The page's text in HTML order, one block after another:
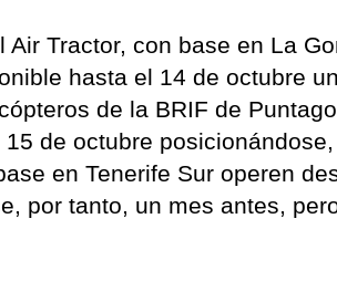
Tractor, con base en La
hasta el 14 de octubre
de la BRIF de
de octubre
en Tenerife Sur operen
por tanto, un mes antes,